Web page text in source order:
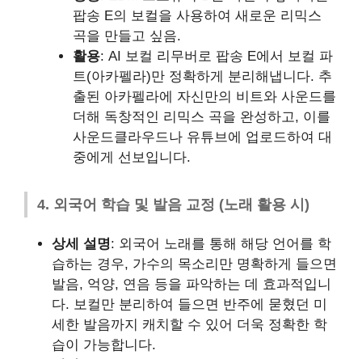
팝송 E의 보컬을 사용하여 새로운 리믹스
곡을 만들고 싶음.
활용: AI 보컬 리무버로 팝송 E에서 보컬 파
트(아카펠라)만 정확하게 분리해냅니다. 추
출된 아카펠라에 자신만의 비트와 사운드를
더해 독창적인 리믹스 곡을 완성하고, 이를
사운드클라우드나 유튜브에 업로드하여 대
중에게 선보입니다.
4. 외국어 학습 및 발음 교정 (노래 활용 시)
상세 설명: 외국어 노래를 통해 해당 언어를 학
습하는 경우, 가수의 목소리만 명확하게 들으면
발음, 억양, 연음 등을 파악하는 데 효과적입니
다. 보컬만 분리하여 들으면 반주에 묻혔던 미
세한 발음까지 캐치할 수 있어 더욱 정확한 학
습이 가능합니다.